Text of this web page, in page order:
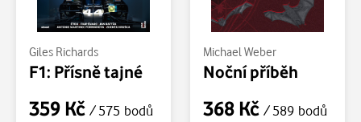
Giles Richards
F1: Přísně tajné
359 Kč / 575 bodů
Michael Weber
Noční příběh
368 Kč / 589 bodů